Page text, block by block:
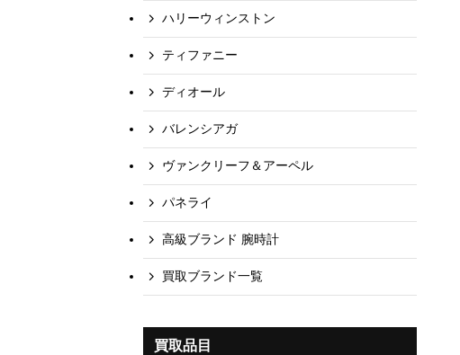
ハリーウィンストン
ティファニー
ディオール
バレンシアガ
ヴァンクリーフ＆アーペル
パネライ
高級ブランド 腕時計
買取ブランド一覧
買取品目